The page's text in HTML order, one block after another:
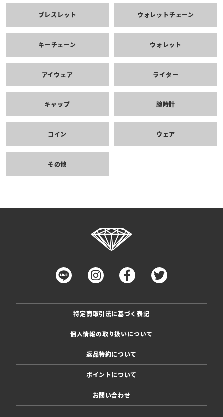
ブレスレット ウォレットチェーン
キーチェーン ウォレット
アイウェア ライター
キャップ 腕時計
コイン ウェア
その他
特定商取引法に基づく表記
個人情報の取り扱いについて
返品特約について
ポイントについて
お問い合わせ